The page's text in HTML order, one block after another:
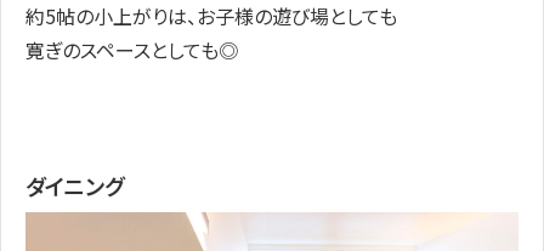
約5帖の小上がりは、お子様の遊び場としても
寛ぎのスペースとしても◎
ダイニング